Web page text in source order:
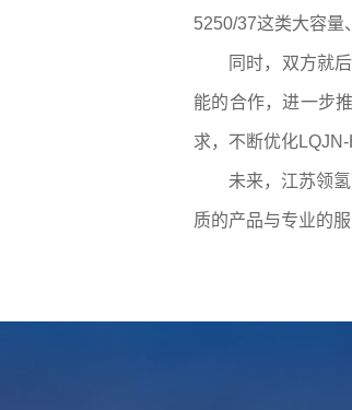
5250/37这类大容量
同时，双方就
能的合作，进一步
求，不断优化
未来，江苏领
质的产品与专业的